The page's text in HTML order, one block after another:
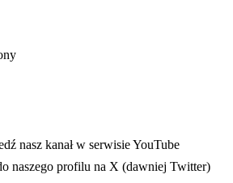
się w nowej karcie
nasz kanał w serwisie YouTube
karcie
naszego profilu na X (dawniej Twitter)